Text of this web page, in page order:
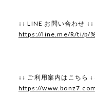
↓↓ LINE お問い合わせ ↓↓
https://line.me/R/ti/p/
↓↓ ご利用案内はこちら
https://